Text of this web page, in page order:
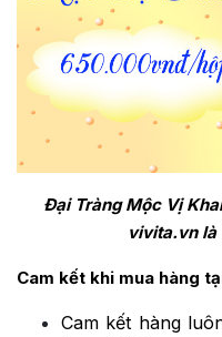
Đại Tràng Mộc Vị
vivita.vn
Cam kết khi mua hàng
Cam kết hàng